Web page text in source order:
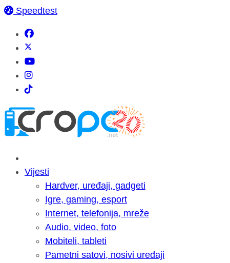
Speedtest
Vijesti
Hardver, uređaji, gadgeti
Igre, gaming, esport
Internet, telefonija, mreže
Audio, video, foto
Mobiteli, tableti
Pametni satovi, nosivi uređaji